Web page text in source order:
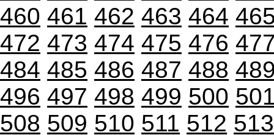
460 461 462 463 464
472 473 474 475 476
484 485 486 487 488
496 497 498 499 500
508 509 510 511 512 513